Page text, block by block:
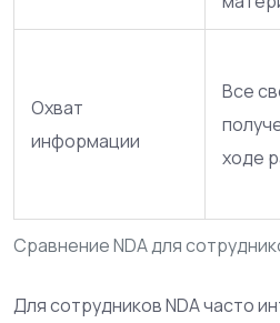
Сравнение NDA для
Охват
информации
Все
ходе
Для сотрудников NDA часто